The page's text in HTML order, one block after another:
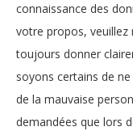
connaissance des
votre propos, veuillez
toujours donner
soyons certains de
de la mauvaise
demandées que lors